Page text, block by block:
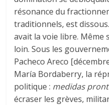
résonance du
traditionnels, est
avait la voie libre. Même
loin. Sous les
Pacheco Areco
María Bordaberry, la
politique : medidas
écraser les grèves,